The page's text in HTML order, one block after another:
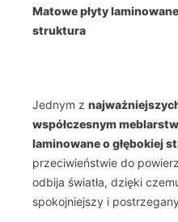
Matowe płyty
struktura
Jednym z
współczesnym
laminowane o głębokiej
przeciwieństwie do
odbija światła, dzięki
spokojniejszy i